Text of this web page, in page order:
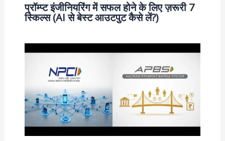
प्रॉम्प्ट इंजीनियरिंग में सफल होने के लिए ज़रूरी 7
स्किल्स (AI से बेस्ट आउटपुट कैसे लें?)